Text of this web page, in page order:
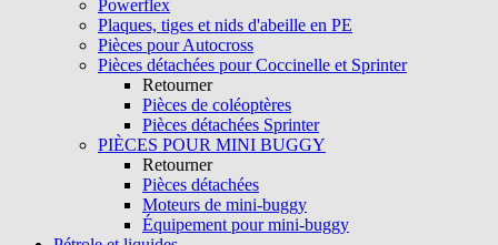
Powerflex
Plaques, tiges et nids d'abeille en PE
Pièces pour Autocross
Pièces détachées pour Coccinelle et Sprinter
Retourner
Pièces de coléoptères
Pièces détachées Sprinter
PIÈCES POUR MINI BUGGY
Retourner
Pièces détachées
Moteurs de mini-buggy
Équipement pour mini-buggy